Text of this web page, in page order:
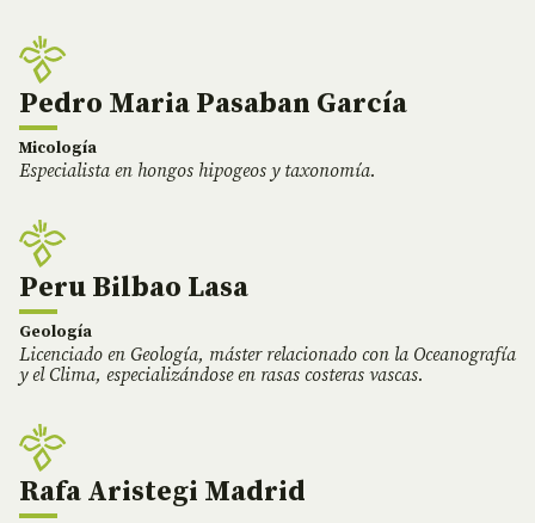
Pedro Maria Pasaban García
Micología
Especialista en hongos hipogeos y taxonomía.
Peru Bilbao Lasa
Geología
Licenciado en Geología, máster relacionado con la Oceanografía
y el Clima, especializándose en rasas costeras vascas.
Rafa Aristegi Madrid